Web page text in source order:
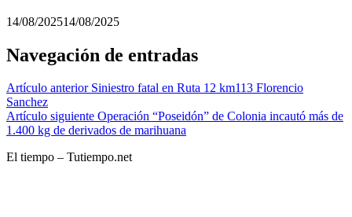
14/08/202514/08/2025
Navegación de entradas
Artículo anterior Siniestro fatal en Ruta 12 km113 Florencio
Sanchez
Artículo siguiente Operación “Poseidón” de Colonia incautó más de
1.400 kg de derivados de marihuana
El tiempo – Tutiempo.net